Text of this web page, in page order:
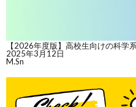
【2026年度版】高校生向けの科学
2025年3月12日
M.Sn